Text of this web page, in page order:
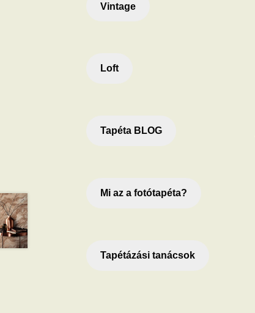
Vintage
Loft
Tapéta BLOG
Mi az a fotótapéta?
Tapétázási tanácsok